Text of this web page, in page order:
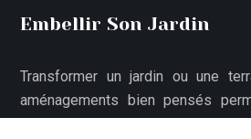
Embellir Son Jardin
Transformer un jardin ou une
aménagements bien pensés
extérieur accueillant et harmonieux.